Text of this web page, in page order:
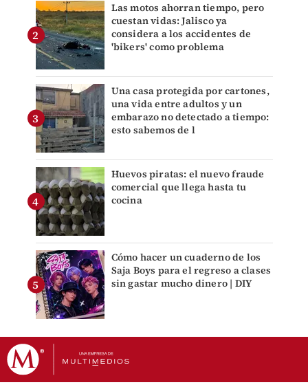
Las motos ahorran tiempo, pero
cuestan vidas: Jalisco ya
considera a los accidentes de
'bikers' como problema
Una casa protegida por cartones,
una vida entre adultos y un
embarazo no detectado a tiempo:
esto sabemos de l
Huevos piratas: el nuevo fraude
comercial que llega hasta tu
cocina
Cómo hacer un cuaderno de los
Saja Boys para el regreso a clases
sin gastar mucho dinero | DIY